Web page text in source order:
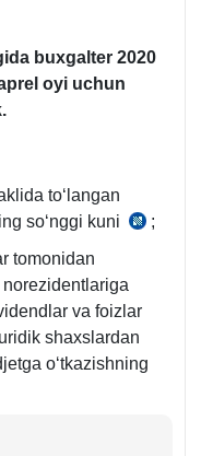
buхgalter 2020
oyi uchun
.
toʻlangan
soʻnggi kuni
SK
2-
q.
;
tomonidan
va foizlar
shaхslardan
oʻtkazishning